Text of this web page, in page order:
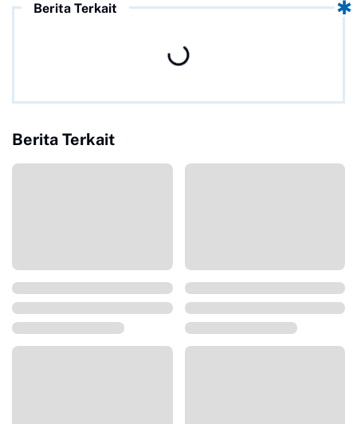
Berita Terkait
Berita Terkait